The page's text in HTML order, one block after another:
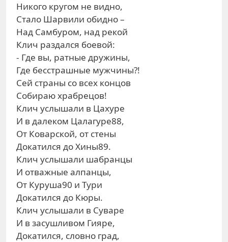
Никого кругом не видно,
Стало Шарвили обидно –
Над Самбуром, над рекой
Клич раздался боевой:
- Где вы, ратные дружины,
Где бесстрашные мужчины?!
Сей страны со всех концов
Собираю храбрецов!
Клич услышали в Цахуре
И в далеком Цалагуре88,
От Коварской, от стены
Докатился до Хины89.
Клич услышали шабранцы
И отважные алпанцы,
От Куруша90 и Тури
Докатился до Кюры.
Клич услышали в Суваре
И в засушливом Гияре,
Докатился, словно град,